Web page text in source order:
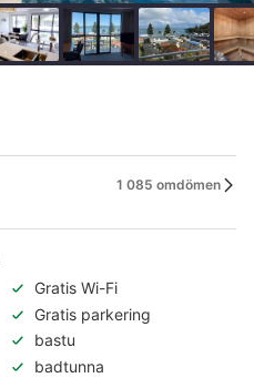
1 085 omdömen
Gratis Wi-Fi
Gratis parkering
bastu
badtunna